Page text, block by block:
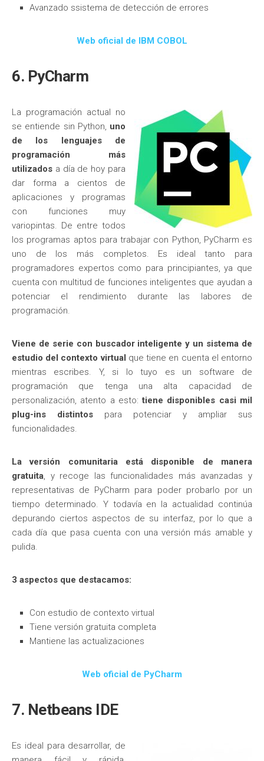
Avanzado ssistema de detección de errores
Web oficial de IBM COBOL
6. PyCharm
La programación actual no
se entiende sin Python, uno
de los lenguajes de
programación más
utilizados a día de hoy para
dar forma a cientos de
aplicaciones y programas
con funciones muy
variopintas. De entre todos
los programas aptos para trabajar con Python, PyCharm es
uno de los más completos. Es ideal tanto para
programadores expertos como para principiantes, ya que
cuenta con multitud de funciones inteligentes que ayudan a
potenciar el rendimiento durante las labores de
programación.
Viene de serie con buscador inteligente y un sistema de
estudio del contexto virtual que tiene en cuenta el entorno
mientras escribes. Y, si lo tuyo es un software de
programación que tenga una alta capacidad de
personalización, atento a esto:tiene disponibles casi mil
plug-ins distintos para potenciar y ampliar sus
funcionalidades.
La versión comunitaria está disponible de manera
gratuita, y recoge las funcionalidades más avanzadas y
representativas de PyCharm para poder probarlo por un
tiempo determinado. Y todavía en la actualidad continúa
depurando ciertos aspectos de su interfaz, por lo que a
cada día que pasa cuenta con una versión más amable y
pulida.
3 aspectos que destacamos:
Con estudio de contexto virtual
Tiene versión gratuita completa
Mantiene las actualizaciones
Web oficial de PyCharm
7. Netbeans IDE
Es ideal para desarrollar, de